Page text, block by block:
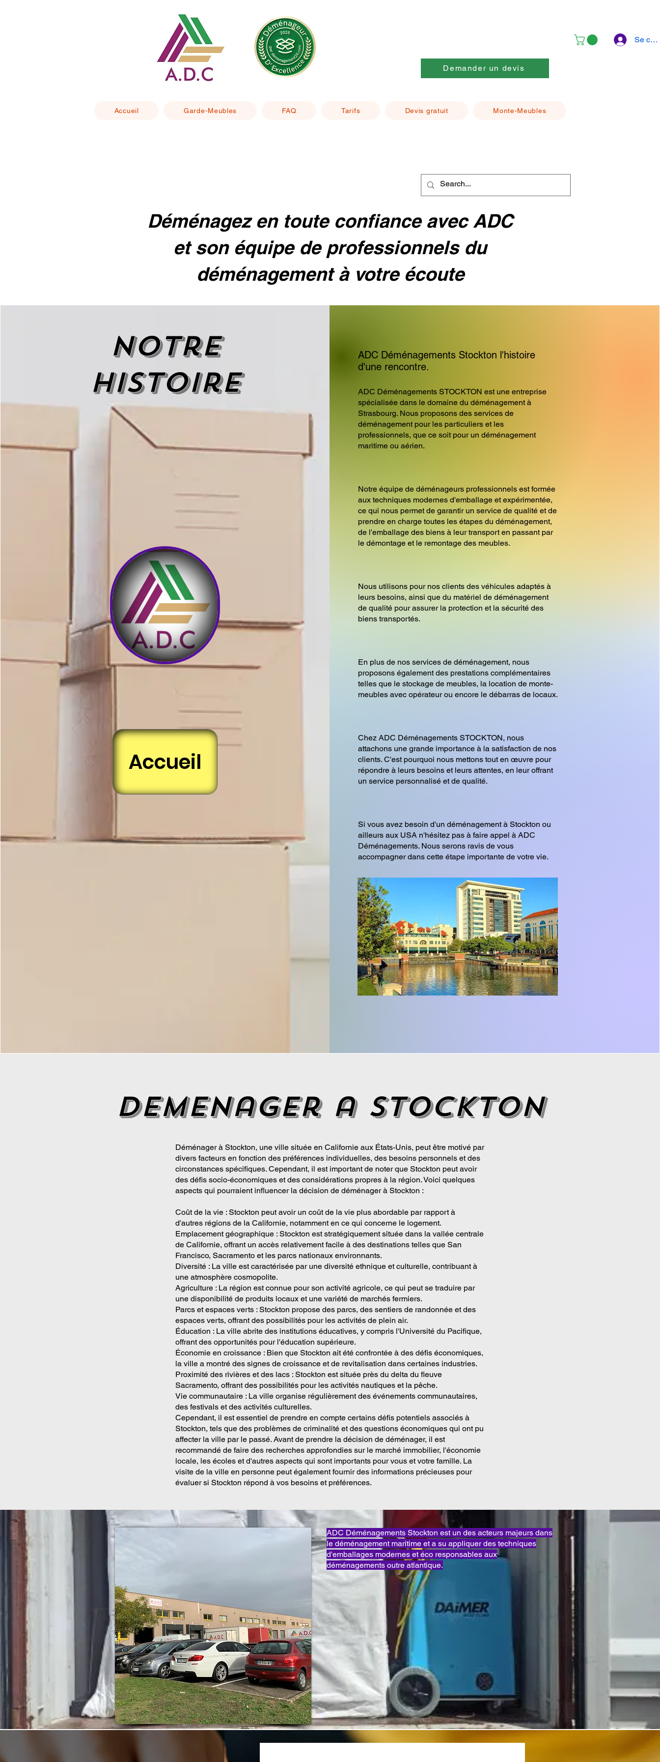
Se
Demander un devis
Accueil Garde-Meubles FAQ Tarifs Devis gratuit Monte-Meubles
Déménagez en toute confiance avec ADC
et son équipe de professionnels du
déménagement à votre écoute
Notre
histoire
Accueil
ADC Déménagements Stockton l'histoire
d'une rencontre.
ADC Déménagements STOCKTON est une entreprise
spécialisée dans le domaine du déménagement à
Strasbourg. Nous proposons des services de
déménagement pour les particuliers et les
professionnels, que ce soit pour un déménagement
maritime ou aérien.
Notre équipe de déménageurs professionnels est formée
aux techniques modernes d'emballage et expérimentée,
ce qui nous permet de garantir un service de qualité et de
prendre en charge toutes les étapes du déménagement,
de l'emballage des biens à leur transport en passant par
le démontage et le remontage des meubles.
Nous utilisons pour nos clients des véhicules adaptés à
leurs besoins, ainsi que du matériel de déménagement
de qualité pour assurer la protection et la sécurité des
biens transportés.
En plus de nos services de déménagement, nous
proposons également des prestations complémentaires
telles que le stockage de meubles, la location de monte-
meubles avec opérateur ou encore le débarras de locaux.
Chez ADC Déménagements STOCKTON, nous
attachons une grande importance à la satisfaction de nos
clients. C'est pourquoi nous mettons tout en œuvre pour
répondre à leurs besoins et leurs attentes, en leur offrant
un service personnalisé et de qualité.
Si vous avez besoin d'un déménagement à Stockton ou
ailleurs aux USA n'hésitez pas à faire appel à ADC
Déménagements. Nous serons ravis de vous
accompagner dans cette étape importante de votre vie.
demenager a Stockton
Déménager à Stockton, une ville située en Californie aux États-Unis, peut être motivé par
divers facteurs en fonction des préférences individuelles, des besoins personnels et des
circonstances spécifiques. Cependant, il est important de noter que Stockton peut avoir
des défis socio-économiques et des considérations propres à la région. Voici quelques
aspects qui pourraient influencer la décision de déménager à Stockton :
Coût de la vie : Stockton peut avoir un coût de la vie plus abordable par rapport à
d'autres régions de la Californie, notamment en ce qui concerne le logement.
Emplacement géographique : Stockton est stratégiquement située dans la vallée centrale
de Californie, offrant un accès relativement facile à des destinations telles que San
Francisco, Sacramento et les parcs nationaux environnants.
Diversité : La ville est caractérisée par une diversité ethnique et culturelle, contribuant à
une atmosphère cosmopolite.
Agriculture : La région est connue pour son activité agricole, ce qui peut se traduire par
une disponibilité de produits locaux et une variété de marchés fermiers.
Parcs et espaces verts : Stockton propose des parcs, des sentiers de randonnée et des
espaces verts, offrant des possibilités pour les activités de plein air.
Éducation : La ville abrite des institutions éducatives, y compris l'Université du Pacifique,
offrant des opportunités pour l'éducation supérieure.
Économie en croissance : Bien que Stockton ait été confrontée à des défis économiques,
la ville a montré des signes de croissance et de revitalisation dans certaines industries.
Proximité des rivières et des lacs : Stockton est située près du delta du fleuve
Sacramento, offrant des possibilités pour les activités nautiques et la pêche.
Vie communautaire : La ville organise régulièrement des événements communautaires,
des festivals et des activités culturelles.
Cependant, il est essentiel de prendre en compte certains défis potentiels associés à
Stockton, tels que des problèmes de criminalité et des questions économiques qui ont pu
affecter la ville par le passé. Avant de prendre la décision de déménager, il est
recommandé de faire des recherches approfondies sur le marché immobilier, l'économie
locale, les écoles et d'autres aspects qui sont importants pour vous et votre famille. La
visite de la ville en personne peut également fournir des informations précieuses pour
évaluer si Stockton répond à vos besoins et préférences.
ADC Déménagements Stockton est un des acteurs majeurs dans
le déménagement maritime et a su appliquer des techniques
d'emballages modernes et éco responsables aux
déménagements outre atlantique.